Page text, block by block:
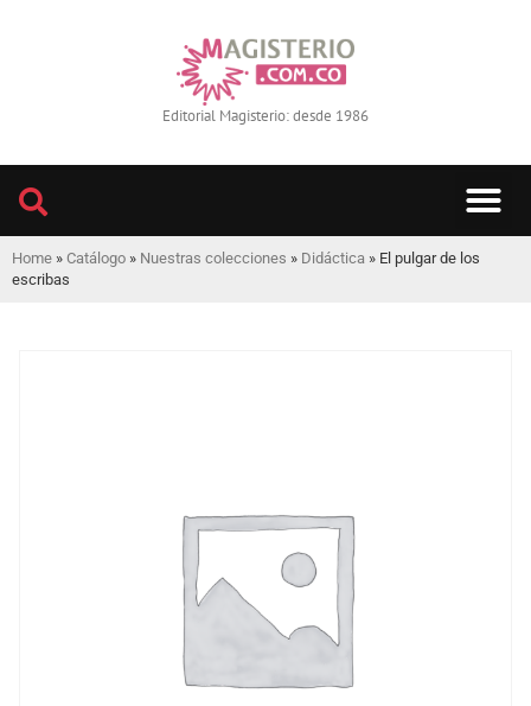
Editorial Magisterio: desde 1986
Home » Catálogo » Nuestras colecciones » Didáctica » El pulgar de los
escribas